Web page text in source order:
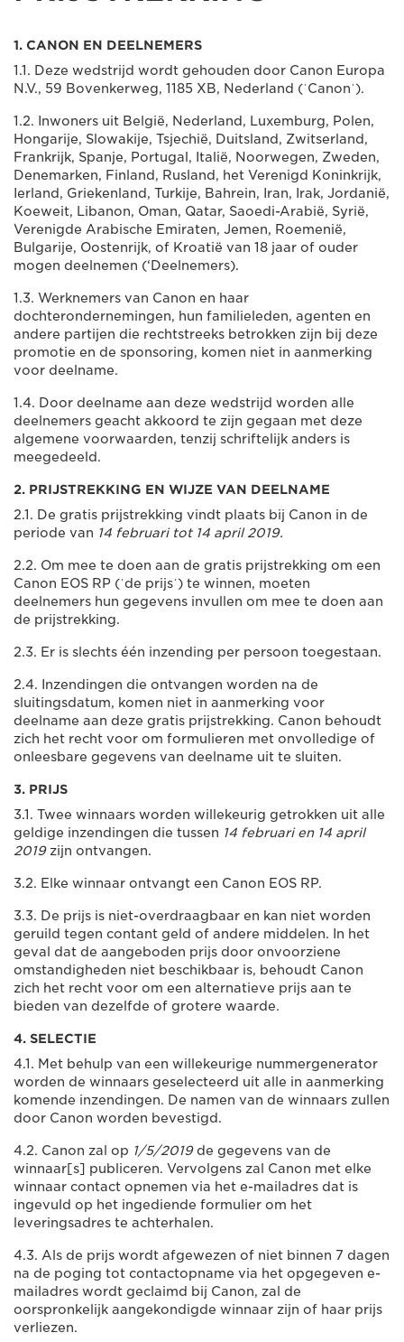
1. CANON EN DEELNEMERS
1.1. Deze wedstrijd wordt gehouden door Canon Europa
N.V., 59 Bovenkerweg, 1185 XB, Nederland (ˈCanonˈ).
1.2. Inwoners uit België, Nederland, Luxemburg, Polen,
Hongarije, Slowakije, Tsjechië, Duitsland, Zwitserland,
Frankrijk, Spanje, Portugal, Italië, Noorwegen, Zweden,
Denemarken, Finland, Rusland, het Verenigd Koninkrijk,
Ierland, Griekenland, Turkije, Bahrein, Iran, Irak, Jordanië,
Koeweit, Libanon, Oman, Qatar, Saoedi-Arabië, Syrië,
Verenigde Arabische Emiraten, Jemen, Roemenië,
Bulgarije, Oostenrijk, of Kroatië van 18 jaar of ouder
mogen deelnemen (‘Deelnemers).
1.3. Werknemers van Canon en haar
dochterondernemingen, hun familieleden, agenten en
andere partijen die rechtstreeks betrokken zijn bij deze
promotie en de sponsoring, komen niet in aanmerking
voor deelname.
1.4. Door deelname aan deze wedstrijd worden alle
deelnemers geacht akkoord te zijn gegaan met deze
algemene voorwaarden, tenzij schriftelijk anders is
meegedeeld.
2. PRIJSTREKKING EN WIJZE VAN DEELNAME
2.1. De gratis prijstrekking vindt plaats bij Canon in de
periode van 14 februari tot 14 april 2019.
2.2. Om mee te doen aan de gratis prijstrekking om een
Canon EOS RP (ˈde prijsˈ) te winnen, moeten
deelnemers hun gegevens invullen om mee te doen aan
de prijstrekking.
2.3. Er is slechts één inzending per persoon toegestaan.
2.4. Inzendingen die ontvangen worden na de
sluitingsdatum, komen niet in aanmerking voor
deelname aan deze gratis prijstrekking. Canon behoudt
zich het recht voor om formulieren met onvolledige of
onleesbare gegevens van deelname uit te sluiten.
3. PRIJS
3.1. Twee winnaars worden willekeurig getrokken uit alle
geldige inzendingen die tussen 14 februari en 14 april
2019zijn ontvangen.
3.2. Elke winnaar ontvangt een Canon EOS RP.
3.3. De prijs is niet-overdraagbaar en kan niet worden
geruild tegen contant geld of andere middelen. In het
geval dat de aangeboden prijs door onvoorziene
omstandigheden niet beschikbaar is, behoudt Canon
zich het recht voor om een alternatieve prijs aan te
bieden van dezelfde of grotere waarde.
4. SELECTIE
4.1. Met behulp van een willekeurige nummergenerator
worden de winnaars geselecteerd uit alle in aanmerking
komende inzendingen. De namen van de winnaars zullen
door Canon worden bevestigd.
4.2. Canon zal op 1/5/2019de gegevens van de
winnaar[s] publiceren. Vervolgens zal Canon met elke
winnaar contact opnemen via het e-mailadres dat is
ingevuld op het ingediende formulier om het
leveringsadres te achterhalen.
4.3. Als de prijs wordt afgewezen of niet binnen 7 dagen
na de poging tot contactopname via het opgegeven e-
mailadres wordt geclaimd bij Canon, zal de
oorspronkelijk aangekondigde winnaar zijn of haar prijs
verliezen.